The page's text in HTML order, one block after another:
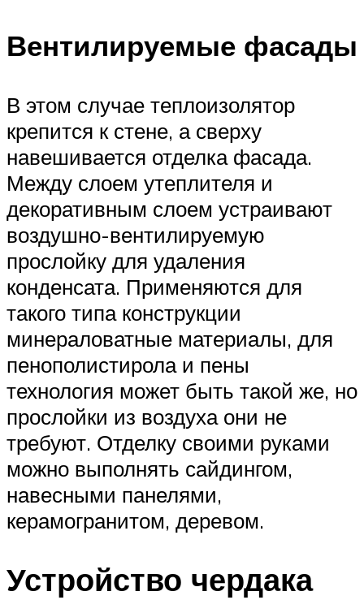
Вентилируемые фасады
В этом случае теплоизолятор
крепится к стене, а сверху
навешивается отделка фасада.
Между слоем утеплителя и
декоративным слоем устраивают
воздушно-вентилируемую
прослойку для удаления
конденсата. Применяются для
такого типа конструкции
минераловатные материалы, для
пенополистирола и пены
технология может быть такой же, но
прослойки из воздуха они не
требуют. Отделку своими руками
можно выполнять сайдингом,
навесными панелями,
керамогранитом, деревом.
Устройство чердака